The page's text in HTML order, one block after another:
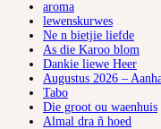
aroma
lewenskurwes
Ne n bietjie liefde
As die Karoo blom
Dankie liewe Heer
Augustus 2026 –
Tabo
Die groot ou waenhuis
Almal dra ñ hoed